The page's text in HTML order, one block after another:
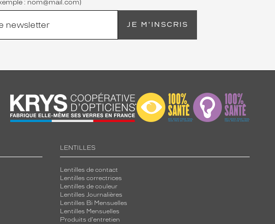
: nom@mail.com)
JE M'INSCRIS
LENTILLES
Lentilles de contact
Lentilles correctrices
Lentilles de couleur
Lentilles Journalières
Lentilles Bi Mensuelles
Lentilles Mensuelles
Produits d'entretien